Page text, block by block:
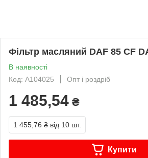
Фільтр масляний DAF 85 CF
В наявності
Код: A104025
Опт і роздріб
1 485,54 ₴
1 455,76 ₴ від 10 шт.
Купити